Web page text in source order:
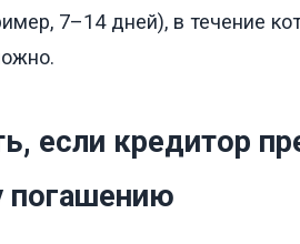
7–14 дней), в течение
если кредитор
погашению